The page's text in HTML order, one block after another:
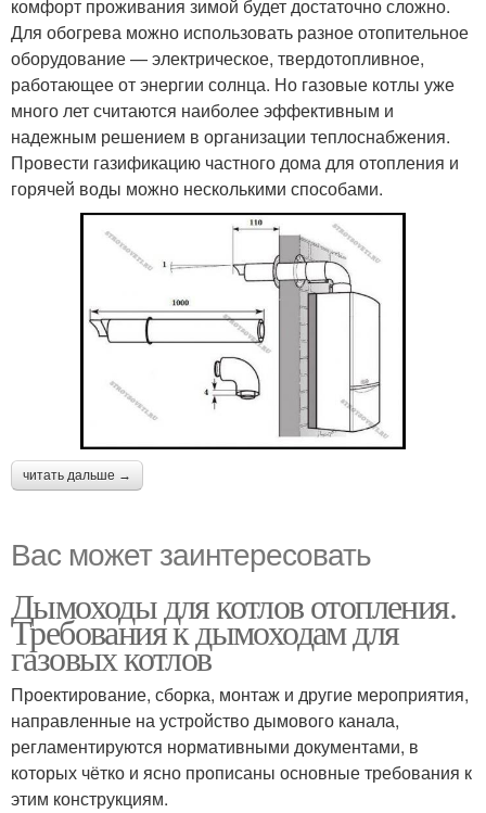
комфорт проживания зимой будет достаточно сложно.
Для обогрева можно использовать разное отопительное
оборудование — электрическое, твердотопливное,
работающее от энергии солнца. Но газовые котлы уже
много лет считаются наиболее эффективным и
надежным решением в организации теплоснабжения.
Провести газификацию частного дома для отопления и
горячей воды можно несколькими способами.
читать дальше →
Вас может заинтересовать
Дымоходы для котлов отопления.
Требования к дымоходам для
газовых котлов
Проектирование, сборка, монтаж и другие мероприятия,
направленные на устройство дымового канала,
регламентируются нормативными документами, в
которых чётко и ясно прописаны основные требования к
этим конструкциям.